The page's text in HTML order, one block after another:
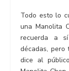
Todo esto lo
una Manolita
recuerda a
décadas, pero
dice al